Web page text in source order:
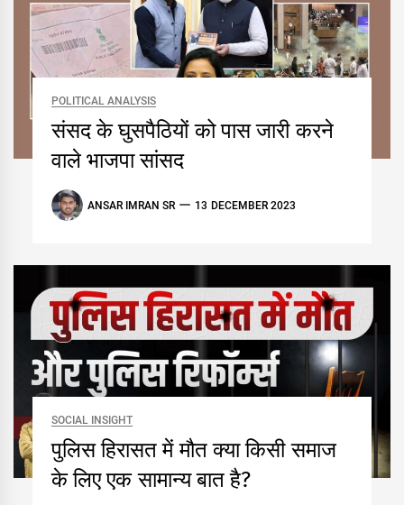
POLITICAL ANALYSIS
संसद के घुसपैठियों को पास जारी करने
वाले भाजपा सांसद
ANSAR IMRAN SR 13 DECEMBER 2023
SOCIAL INSIGHT
पुलिस हिरासत में मौत क्या किसी समाज
के लिए एक सामान्य बात है?